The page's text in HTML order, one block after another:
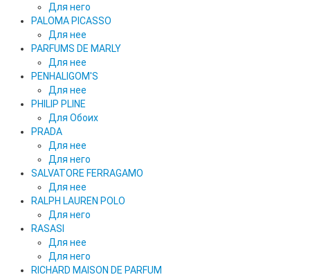
Для него
PALOMA PICASSO
Для нее
PARFUMS DE MARLY
Для нее
PENHALIGOM'S
Для нее
PHILIP PLINE
Для Обоих
PRADA
Для нее
Для него
SALVATORE FERRAGAMO
Для нее
RALPH LAUREN POLO
Для него
RASASI
Для нее
Для него
RICHARD MAISON DE PARFUM